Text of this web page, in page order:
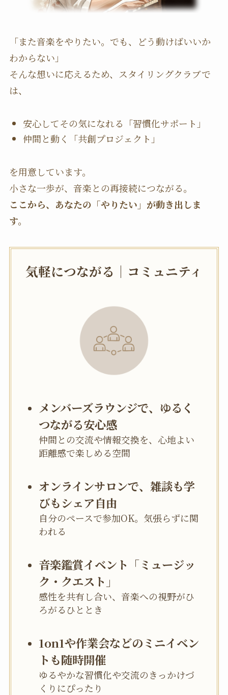
「また音楽をやりたい。でも、どう動けばいいか
わからない」
そんな想いに応えるため、スタイリングクラブで
は、
安心してその気になれる「習慣化サポート」
仲間と動く「共創プロジェクト」
を用意しています。
小さな一歩が、音楽との再接続につながる。
ここから、あなたの「やりたい」が動き出しま
す。
気軽につながる｜コミュニティ
メンバーズラウンジで、ゆるく
つながる安心感
仲間との交流や情報交換を、心地よい
距離感で楽しめる空間
オンラインサロンで、雑談も学
びもシェア自由
自分のペースで参加OK。気張らずに関
われる
音楽鑑賞イベント「ミュージッ
ク・クエスト」
感性を共有し合い、音楽への視野がひ
ろがるひととき
1on1や作業会などのミニイベン
トも随時開催
ゆるやかな習慣化や交流のきっかけづ
くりにぴったり